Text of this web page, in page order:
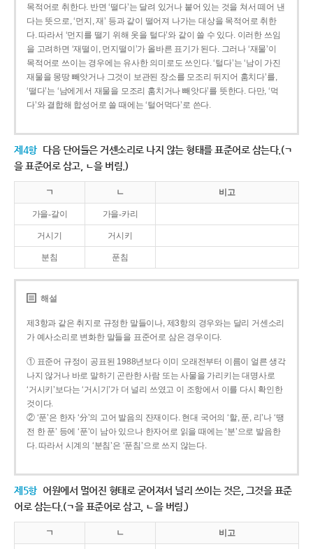
목적어로 취한다. 반면 ‘떨다’는 달려 있거나 붙어 있는 것을 쳐서 떼어 낸
다는 뜻으로, ‘먼지, 재’ 등과 같이 떨어져 나가는 대상을 목적어로 취한
다. 따라서 ‘먼지를 떨기 위해 옷을 털다’와 같이 쓸 수 있다. 이러한 쓰임
을 고려하면 ‘재떨이, 먼지떨이’가 올바른 표기가 된다. 그러나 ‘재물’이
목적어로 쓰이는 경우에는 유사한 의미로도 쓰인다. ‘털다’는 ‘남이 가진
재물을 몽땅 빼앗거나 그것이 보관된 장소를 모조리 뒤지어 훔치다’를,
‘떨다’는 ‘남에게서 재물을 모조리 훔치거나 빼앗다’를 뜻한다. 다만, ‘먹
다’와 결합해 합성어로 쓸 때에는 ‘털어먹다’로 쓴다.
제4항 다음 단어들은 거센소리로 나지 않는 형태를 표준어로 삼는다.(ㄱ
을 표준어로 삼고, ㄴ을 버림.)
ㄱ ㄴ 비고
가을-갈이 가을-카리
거시기 거시키
분침 푼침
해설
제3항과 같은 취지로 규정한 말들이나, 제3항의 경우와는 달리 거센소리
가 예사소리로 변화한 말들을 표준어로 삼은 경우이다.
① 표준어 규정이 공표된 1988년보다 이미 오래전부터 이름이 얼른 생각
나지 않거나 바로 말하기 곤란한 사람 또는 사물을 가리키는 대명사로
‘거시키’보다는 ‘거시기’가 더 널리 쓰였고 이 조항에서 이를 다시 확인한
것이다.
② ‘푼’은 한자 ‘分’의 고어 발음의 잔재이다. 현대 국어의 ‘할, 푼, 리’나 ‘땡
전 한 푼’ 등에 ‘푼’이 남아 있으나 한자어로 읽을 때에는 ‘분’으로 발음한
다. 따라서 시계의 ‘분침’은 ‘푼침’으로 쓰지 않는다.
제5항 어원에서 멀어진 형태로 굳어져서 널리 쓰이는 것은, 그것을 표준
어로 삼는다.(ㄱ을 표준어로 삼고, ㄴ을 버림.)
ㄱ ㄴ 비고